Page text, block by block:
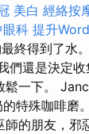
美白 經絡按
眼科 提升
終得到了水。
們還是決定
鬆一下。
特殊咖啡磨。
師的朋友，邪